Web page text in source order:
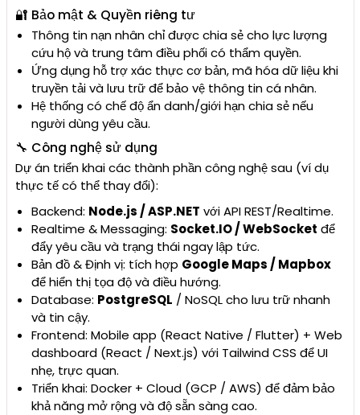
🔐 Bảo mật & Quyền riêng tư
Thông tin nạn nhân chỉ được chia sẻ cho lực lượng
cứu hộ và trung tâm điều phối có thẩm quyền.
Ứng dụng hỗ trợ xác thực cơ bản, mã hóa dữ liệu khi
truyền tải và lưu trữ để bảo vệ thông tin cá nhân.
Hệ thống có chế độ ẩn danh/giới hạn chia sẻ nếu
người dùng yêu cầu.
🔧 Công nghệ sử dụng
Dự án triển khai các thành phần công nghệ sau (ví dụ
thực tế có thể thay đổi):
Backend: Node.js / ASP.NET với API REST/Realtime.
Realtime & Messaging: Socket.IO / WebSocket để
đẩy yêu cầu và trạng thái ngay lập tức.
Bản đồ & Định vị: tích hợp Google Maps / Mapbox
để hiển thị tọa độ và điều hướng.
Database: PostgreSQL / NoSQL cho lưu trữ nhanh
và tin cậy.
Frontend: Mobile app (React Native / Flutter) + Web
dashboard (React / Next.js) với Tailwind CSS để UI
nhẹ, trực quan.
Triển khai: Docker + Cloud (GCP / AWS) để đảm bảo
khả năng mở rộng và độ sẵn sàng cao.